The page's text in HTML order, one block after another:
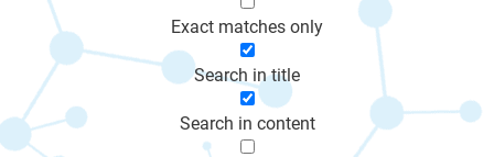
Exact matches only
Search in title
Search in content